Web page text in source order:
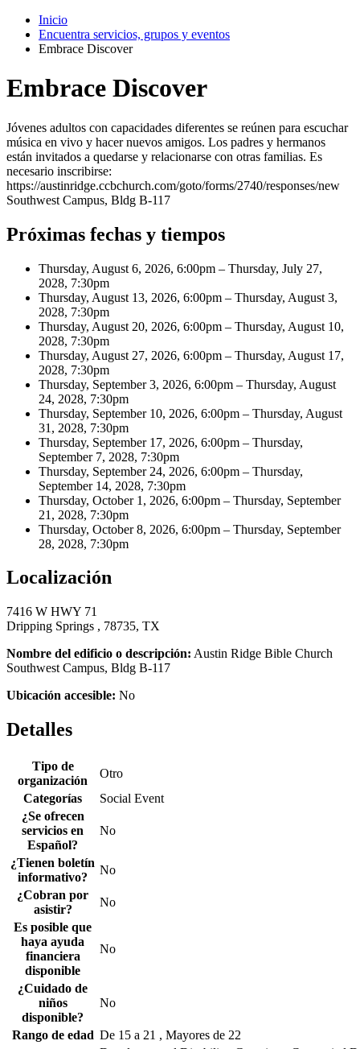
Inicio
Encuentra servicios, grupos y eventos
Embrace Discover
Embrace Discover
Jóvenes adultos con capacidades diferentes se reúnen para escuchar
música en vivo y hacer nuevos amigos. Los padres y hermanos
están invitados a quedarse y relacionarse con otras familias. Es
necesario inscribirse:
https://austinridge.ccbchurch.com/goto/forms/2740/responses/new
Southwest Campus, Bldg B-117
Próximas fechas y tiempos
Thursday, August 6, 2026, 6:00pm – Thursday, July 27,
2028, 7:30pm
Thursday, August 13, 2026, 6:00pm – Thursday, August 3,
2028, 7:30pm
Thursday, August 20, 2026, 6:00pm – Thursday, August 10,
2028, 7:30pm
Thursday, August 27, 2026, 6:00pm – Thursday, August 17,
2028, 7:30pm
Thursday, September 3, 2026, 6:00pm – Thursday, August
24, 2028, 7:30pm
Thursday, September 10, 2026, 6:00pm – Thursday, August
31, 2028, 7:30pm
Thursday, September 17, 2026, 6:00pm – Thursday,
September 7, 2028, 7:30pm
Thursday, September 24, 2026, 6:00pm – Thursday,
September 14, 2028, 7:30pm
Thursday, October 1, 2026, 6:00pm – Thursday, September
21, 2028, 7:30pm
Thursday, October 8, 2026, 6:00pm – Thursday, September
28, 2028, 7:30pm
Localización
7416 W HWY 71
Dripping Springs , 78735, TX
Nombre del edificio o descripción: Austin Ridge Bible Church
Southwest Campus, Bldg B-117
Ubicación accesible: No
Detalles
Tipo de
organización
Otro
Categorías
Social Event
¿Se ofrecen
servicios en
Español?
No
¿Tienen boletín
informativo?
No
¿Cobran por
asistir?
No
Es posible que
haya ayuda
financiera
disponible
No
¿Cuidado de
niños
disponible?
No
Rango de edad De 15 a 21 , Mayores de 22